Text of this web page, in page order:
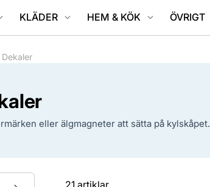
KLÄDER HEM & KÖK ÖVRIGT
eller älgmagneter att sätta på kylskåpet.
21 artiklar